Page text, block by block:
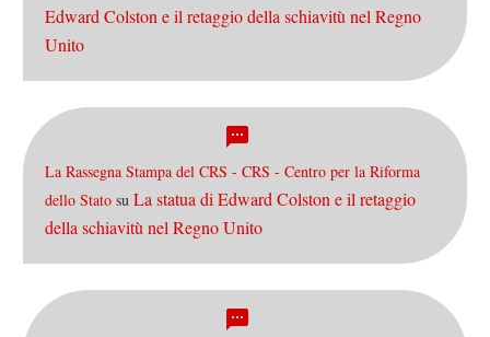
Edward Colston e il retaggio della schiavitù nel Regno
Unito
La Rassegna Stampa del CRS - CRS - Centro per la Riforma
dello Stato su La statua di Edward Colston e il retaggio
della schiavitù nel Regno Unito